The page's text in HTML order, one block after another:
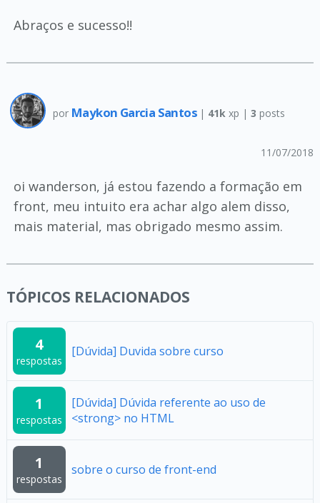
Abraços e sucesso!!
por Maykon Garcia Santos | 41k xp |3 posts
11/07/2018
oi wanderson, já estou fazendo a formação em
front, meu intuito era achar algo alem disso,
mais material, mas obrigado mesmo assim.
TÓPICOS RELACIONADOS
4
respostas
[Dúvida] Duvida sobre curso
1
respostas
[Dúvida] Dúvida referente ao uso de
<strong> no HTML
1
respostas
sobre o curso de front-end